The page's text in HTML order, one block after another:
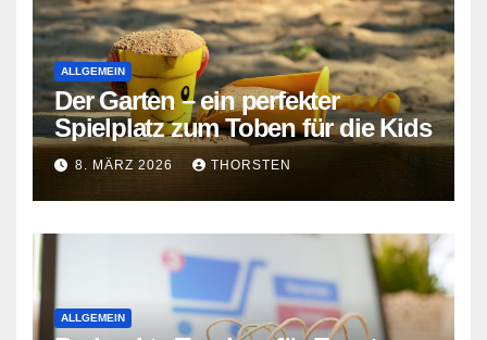
ALLGEMEIN
Der Garten – ein perfekter
Spielplatz zum Toben für die Kids
8. MÄRZ 2026 THORSTEN
ALLGEMEIN